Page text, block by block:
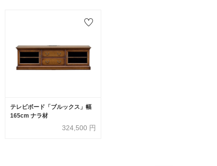
テレビボード「ブルックス」幅
165cm ナラ材
324,500 円